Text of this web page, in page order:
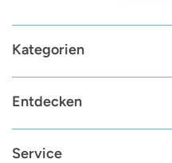
Kategorien
Entdecken
Service